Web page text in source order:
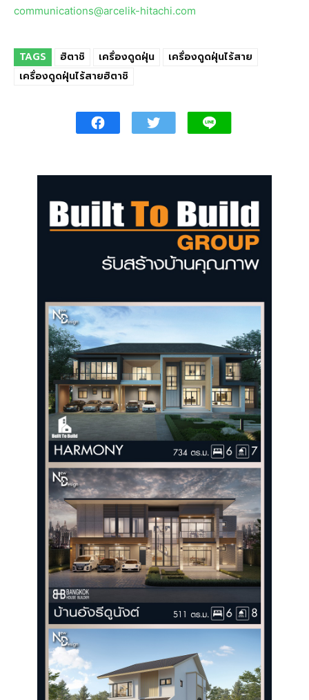
communications@arcelik-hitachi.com
TAGS ฮิตาชิ เครื่องดูดฝุ่น
เครื่องดูดฝุ่นไร้สาย
เครื่องดูดฝุ่นไร้สายฮิตาชิ